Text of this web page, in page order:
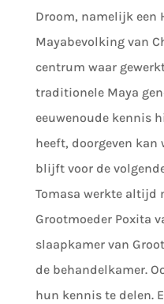
Droom, namelijk een
Mayabevolking van
centrum waar
traditionele Maya
eeuwenoude kennis
heeft, doorgeven kan
blijft voor de
Tomasa werkte altijd
Grootmoeder Poxita
slaapkamer van
de behandelkamer.
hun kennis te delen.